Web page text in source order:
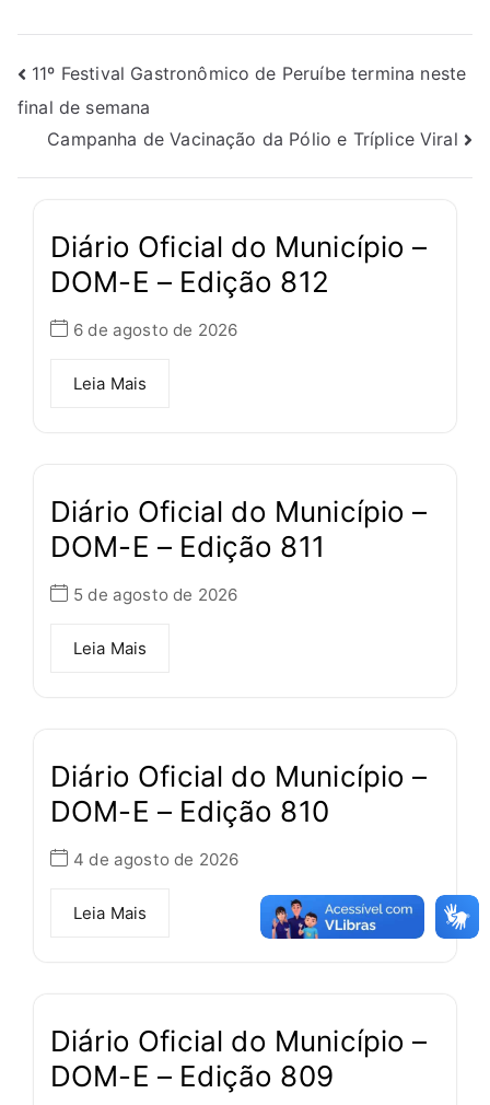
11º Festival Gastronômico de Peruíbe termina neste
final de semana
Campanha de Vacinação da Pólio e Tríplice Viral
Diário Oficial do Município –
DOM-E – Edição 812
6 de agosto de 2026
Leia Mais
Diário Oficial do Município –
DOM-E – Edição 811
5 de agosto de 2026
Leia Mais
Diário Oficial do Município –
DOM-E – Edição 810
4 de agosto de 2026
Leia Mais
Diário Oficial do Município –
DOM-E – Edição 809